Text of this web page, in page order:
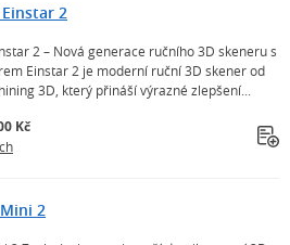
2
2 – Nová generace ručního 3D skeneru s
Einstar 2 je moderní ruční 3D skener od
3D, který přináší výrazné zlepšení...
Kč
2